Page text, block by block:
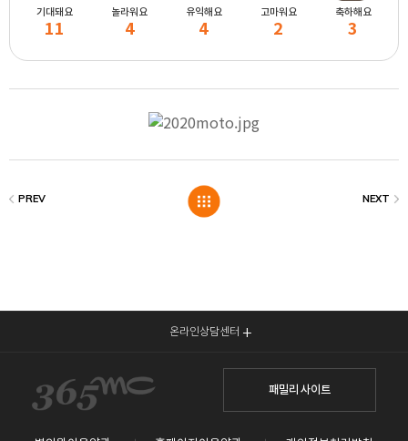
기대돼요
11
놀라워요
4
유익해요
4
고마워요
2
축하해요
3
온라인상담센터
패밀리 사이트